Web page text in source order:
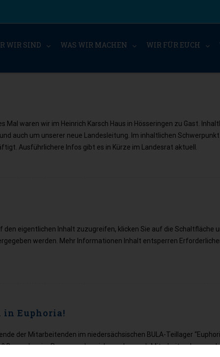
WIR SIND WAS WIR MACHEN WIR FÜR EUCH
waren wir im Heinrich Karsch Haus in Hösseringen zu Gast.
auch um unserer neue Landesleitung. Im inhaltlichen
Ausführlichere Infos gibt es in Kürze im Landesrat aktuell.
eigentlichen Inhalt zuzugreifen, klicken Sie auf die Schaltfläche
werden. Mehr Informationen Inhalt entsperren
Euphoria!
der Mitarbeitenden im niedersächsischen BULA-Teillager
Besonders im Programmbereich werden noch Mitarbeitende